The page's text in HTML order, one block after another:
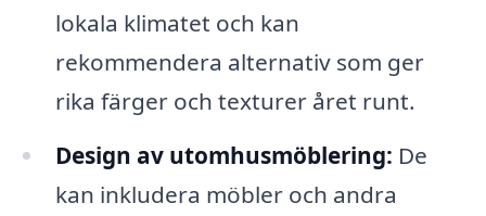
lokala klimatet och kan
rekommendera alternativ som ger
rika färger och texturer året runt.
Design av utomhusmöblering: De
kan inkludera möbler och andra